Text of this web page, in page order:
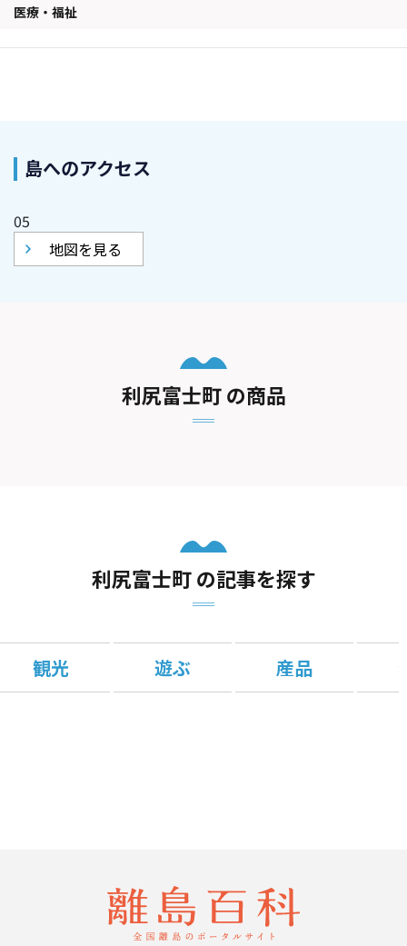
医療・福祉
島へのアクセス
05
地図を見る
利尻富士町 の商品
利尻富士町 の記事を探す
観光 遊ぶ 産品